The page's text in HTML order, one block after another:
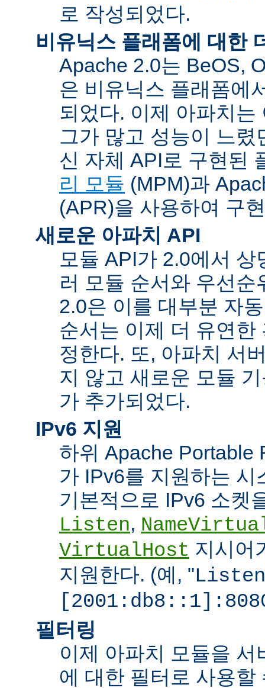
로 작성되었다.
비유닉스 플래폼에 대한
Apache 2.0는 BeOS,
은 비유닉스 플래폼에
되었다. 이제 아파치
그가 많고 성능이 느
신 자체 API로 구현된
리 모듈 (MPM)과
(APR)을 사용하여 구
새로운 아파치 API
모듈 API가 2.0에서
러 모듈 순서와 우선
2.0은 이를 대부분 자
순서는 이제 더 유연한
정한다. 또, 아파치 서
지 않고 새로운 모듈
가 추가되었다.
IPv6 지원
하위 Apache Portable
가 IPv6를 지원하는 시
기본적으로 IPv6 소켓
Listen,
VirtualHost 지시어
지원한다. (예, "Listen
필터링
이제 아파치 모듈을
에 대한 필터로 사용할